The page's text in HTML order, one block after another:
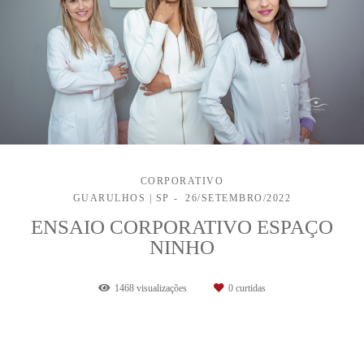
CORPORATIVO
GUARULHOS | SP
26/SETEMBRO/2022
ENSAIO CORPORATIVO ESPAÇO
NINHO
1468 visualizações 0 curtidas